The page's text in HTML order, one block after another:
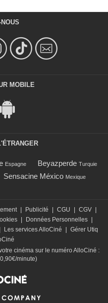
MOBILE
Espagne Beyazperde Turquie
Sensacine México Mexique
| Publicité | CGU | CGV |
| Données Personnelles |
Les services AlloCiné | Gérer Utiq
cinéma sur le numéro AlloCiné :
minute)